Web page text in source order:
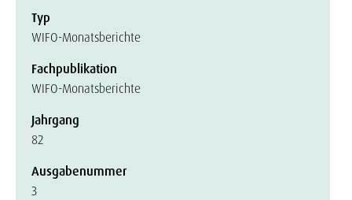
Typ
WIFO-Monatsberichte
Fachpublikation
WIFO-Monatsberichte
Jahrgang
82
Ausgabenummer
3